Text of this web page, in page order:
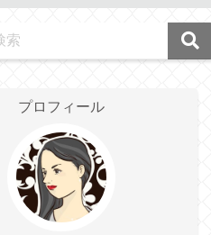
プロフィール